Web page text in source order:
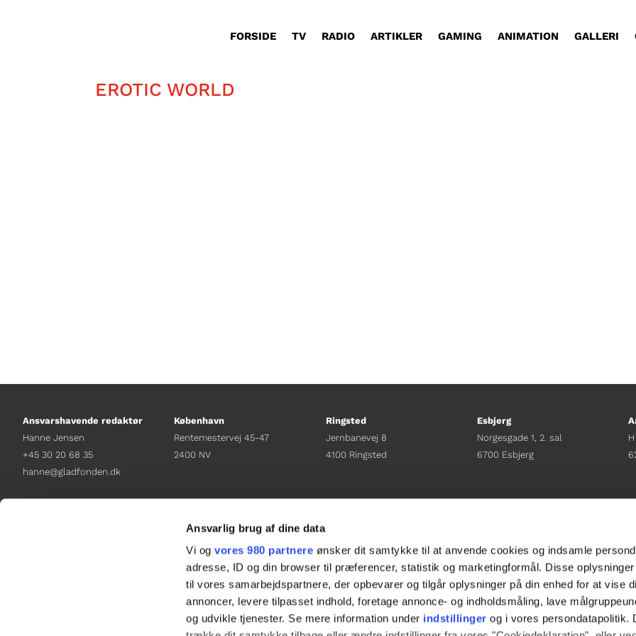
Ansvarlig brug af dine data
Vi ogvores 980 partnere ønsker dit samtykke til at anvende cookies og indsamle
adresse, ID og din browser til præferencer, statistik og marketingformål. Disse
til vores samarbejdspartnere, der opbevarer og tilgår oplysninger på din enhed for at vise
annoncer, levere tilpasset indhold, foretage annonce- og indholdsmåling, lave
og udvikle tjenester. Se mere information under indstillinger og i vores persondatapolitik.
FORSIDE TV RADIO ARTIKLER GAMING ANIMATION GALLERI
EROTIC WORLD
Ansvarshavende redaktør
Hanne Jensen
+45 30 20 68 35
hanne@gladfonden.dk
København
Rentemestervej 45-47
2400 NV
+45 38 12 01 00
Ringsted
Jernbanevej 8
4100 Ringsted
sacha.lw@gladfonden.dk
Esbjerg
Norgesgade 1, 2. sal
6700 Esbjerg
sanne.h@gladfonden.dk
   